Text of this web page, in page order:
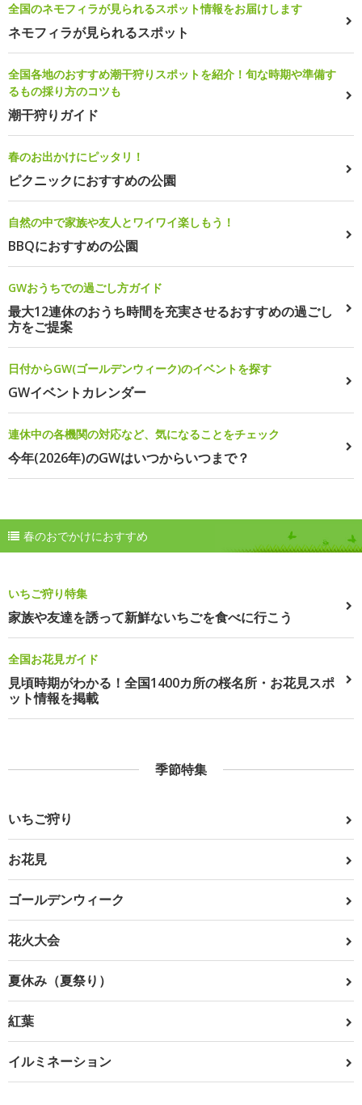
全国のネモフィラが見られるスポット情報をお届けします
ネモフィラが見られるスポット
全国各地のおすすめ潮干狩りスポットを紹介！旬な時期や準備す
るもの採り方のコツも
潮干狩りガイド
春のお出かけにピッタリ！
ピクニックにおすすめの公園
自然の中で家族や友人とワイワイ楽しもう！
BBQにおすすめの公園
GWおうちでの過ごし方ガイド
最大12連休のおうち時間を充実させるおすすめの過ごし
方をご提案
日付からGW(ゴールデンウィーク)のイベントを探す
GWイベントカレンダー
連休中の各機関の対応など、気になることをチェック
今年(2026年)のGWはいつからいつまで？
春のおでかけにおすすめ
いちご狩り特集
家族や友達を誘って新鮮ないちごを食べに行こう
全国お花見ガイド
見頃時期がわかる！全国1400カ所の桜名所・お花見スポ
ット情報を掲載
季節特集
いちご狩り
お花見
ゴールデンウィーク
花火大会
夏休み（夏祭り）
紅葉
イルミネーション